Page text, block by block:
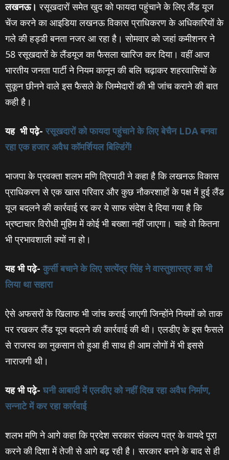
लखनऊ। रसूखदारों समेत खुद को फायदा पहुंचाने के लिए लैंड यूज
चेंज करने का आइडिया लखनऊ विकास प्राधिकरण के अधिकारियों के
गले की हड्डी बनता नजर आ रहा है। सोमवार को जहां कमीशनर ने
58 रसूखदारों के लैंडयूज का फैसला खारिज कर दिया। वहीं आज
भारतीय जनता पार्टी ने नियम कानून की बलि चढ़ाकर शहरवासियों के
सुकून छीनने वाले इस फैसले के जिम्‍मेदारों की भी जांच कराने की बात
कही है।
यह भी पढ़े- रसूखदारों को फायदा पहुंचाने के लिए बेचैन LDA बनवा
रहा एक हजार अवैध कॉमर्शियल बिल्डिंगें!
भाजपा के प्रवक्‍ता शलभ मणि त्रिपाठी ने कहा है कि लखनऊ विकास
प्राधिकरण से एक खास परिवार और कुछ नौकरशाहों के पक्ष में हुई लैंड
यूज बदलने की कार्रवाई रद्द कर ये साफ संदेश दे दिया गया है कि
भ्रष्टाचार विरोधी मुहिम में कोई भी बख्शा नहीं जाएगा। चाहे वो कितना
भी प्रभावशाली क्यों ना हो।
यह भी पढ़े- कुर्सी बचाने के लिए सत्येंद्र सिंह ने वास्तुशास्त्र का भी
लिया था सहारा
ऐसे अफसरों के खिलाफ भी जांच कराई जाएगी जिन्होंने नियमों को ताक
पर रखकर लैंड यूज बदलने की कार्रवाई की थी। एलडीए के इस फैसले
से राजस्व का नुकसान तो हुआ ही साथ ही आम लोगों में भी इससे
नाराजगी थी।
यह भी पढ़े- घनी आबादी में एलडीए को नहीं दिख रहा अवैध निर्माण,
सन्‍नाटे में कर रहा कार्रवाई
शलभ मणि ने आगे कहा कि प्रदेश सरकार संकल्प पत्र के वायदे पूरा
करने की दिशा में तेजी से आगे बढ़ रही है। सरकार बनने के बाद से ही